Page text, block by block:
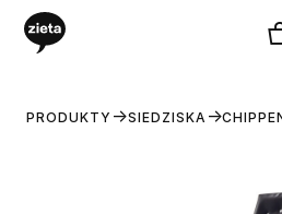
PRODUKTY SIEDZISKA